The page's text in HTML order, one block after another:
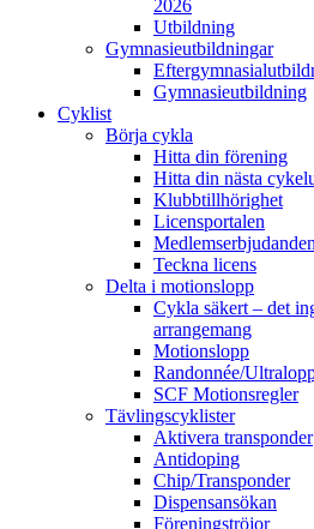
2026
Utbildning
Gymnasieutbildningar
Gymnasieutbildning
Cyklist
Börja cykla
Hitta din förening
Hitta din nästa
Klubbtillhörighet
Licensportalen
Medlemserbjudanden
Teckna licens
Delta i motionslopp
Cykla säkert – det
arrangemang
Motionslopp
Randonnée/
SCF Motionsregler
Tävlingscyklister
Aktivera transponder
Antidoping
Chip/Transponder
Dispensansökan
Föreningströjor